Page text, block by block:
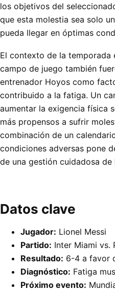
los objetivos del
que esta molestia sea solo
pueda llegar en óptimas
El contexto de la temporada
campo de juego también
entrenador Hoyos como
contribuido a la fatiga. Un
aumentar la exigencia física
más propensos a sufrir
combinación de un
condiciones adversas pone
de una gestión cuidadosa de
Datos clave
Jugador: Lionel Messi
Partido: Inter Miami vs.
Resultado: 6-4 a favor
Diagnóstico: Fatiga
Próximo evento: